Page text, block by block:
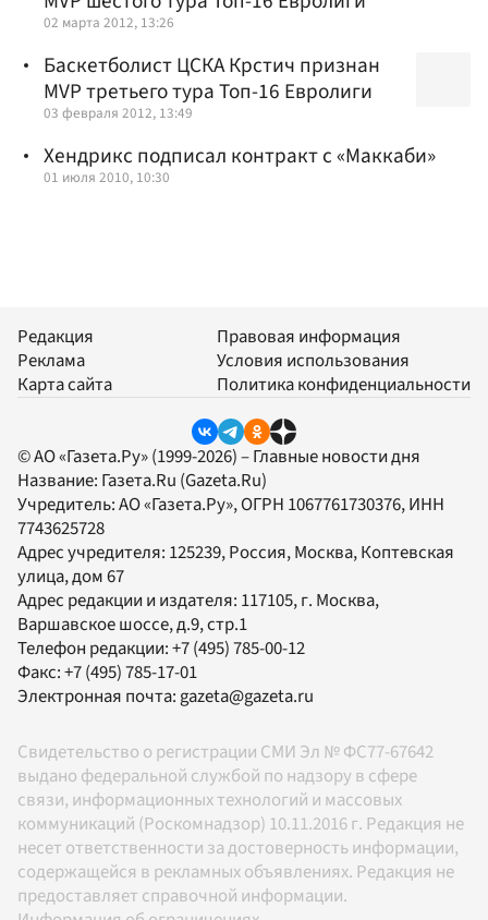
02 марта 2012, 13:26
Баскетболист ЦСКА Крстич признан
MVP третьего тура Топ-16 Евролиги
03 февраля 2012, 13:49
Хендрикс подписал контракт с «Маккаби»
01 июля 2010, 10:30
Редакция
Реклама
Карта сайта
Правовая информация
Условия использования
Политика конфиденциальности
© АО «Газета.Ру» (1999-2026) – Главные новости дня
Название: Газета.Ru (Gazeta.Ru)
Учредитель:АО «Газета.Ру», ОГРН 1067761730376, ИНН
7743625728
Адрес учредителя: 125239, Россия, Москва, Коптевская
улица, дом 67
Адрес редакции и издателя: 117105, г. Москва,
Варшавское шоссе, д.9, стр.1
Телефон редакции:+7 (495) 785-00-12
Факс:+7 (495) 785-17-01
Электронная почта:gazeta@gazeta.ru
Свидетельство о регистрации СМИ Эл № ФС77-67642
выдано федеральной службой по надзору в сфере
связи, информационных технологий и массовых
коммуникаций (Роскомнадзор) 10.11.2016 г. Редакция не
несет ответственности за достоверность информации,
содержащейся в рекламных объявлениях. Редакция не
предоставляет справочной информации.